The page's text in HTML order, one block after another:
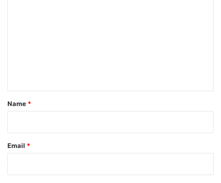
*
Name *
Email *